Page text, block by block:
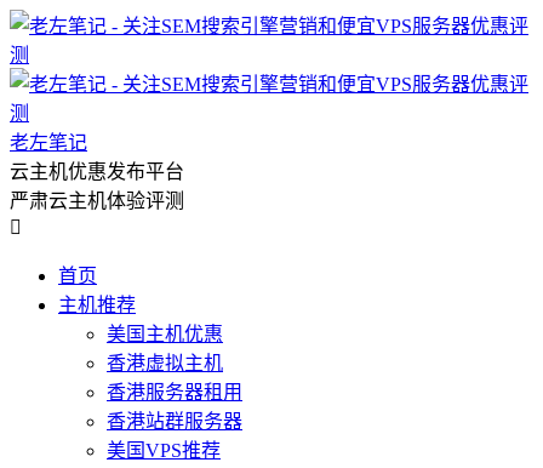
老左笔记
云主机优惠发布平台
严肃云主机体验评测

首页
主机推荐
美国主机优惠
香港虚拟主机
香港服务器租用
香港站群服务器
美国VPS推荐